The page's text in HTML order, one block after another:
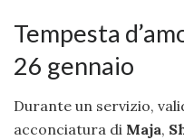
Tempesta
26 gennaio
Durante un servizio,
acconciatura di Maja,